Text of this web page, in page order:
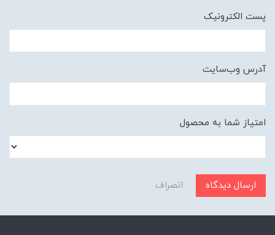
پست الکترونیک
آدرس وب‌سایت
امتیاز شما به محصول
ارسال دیدگاه انصراف